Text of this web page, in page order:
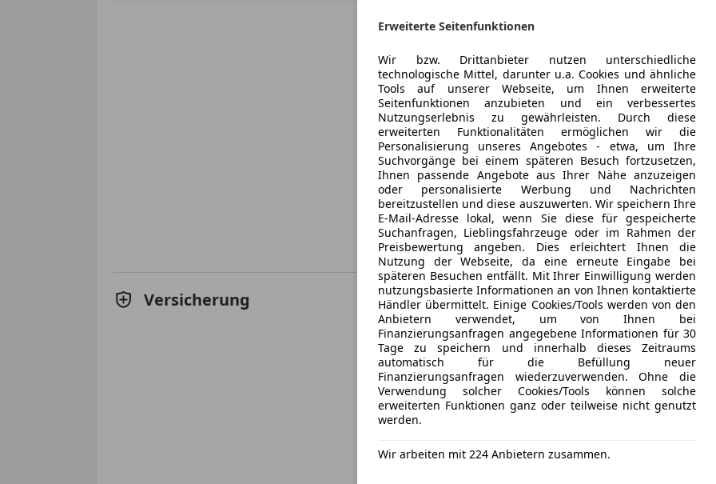
Sicherheit
ESP
Isofix
LED-
Seitenairbag
Totwinkel-
Extras
Alufelgen
Dachreling
Die elegante Kombi-Silhouette verbindet
Raumangebot und macht das Fahrzeug zum
Freizeit und Beruf.
Der effiziente Plug-in-Hybrid-Antrieb ermöglicht eine
Reichweite von bis zu 70 Kilometern, wodurch
emissionsfrei und besonders kostengünstig
Highlights:
*Baujahr 2025
*Nur 200 km Laufleistung
*Neuwagenzustand
*Plug-in-Hybrid-Antrieb
*Bis zu 70 km elektrische Reichweite
Versicherung Kfz-Versicherung
Versicherungsschutz an Ihre Bedürfnisse
Freischaden-Gutschein ab Stufe 0
Auto einfach online versichern & Rabatt holen
Jetzt berechnen
Erweiterte Seitenfunktionen
Wir bzw. Drittanbieter nutzen unterschiedliche
technologische Mittel, darunter u.a. Cookies und ähnliche
Tools auf unserer Webseite, um Ihnen erweiterte
Seitenfunktionen anzubieten und ein verbessertes
Nutzungserlebnis zu gewährleisten. Durch diese
erweiterten Funktionalitäten ermöglichen wir die
Personalisierung unseres Angebotes - etwa, um Ihre
Suchvorgänge bei einem späteren Besuch fortzusetzen,
Ihnen passende Angebote aus Ihrer Nähe anzuzeigen
oder personalisierte Werbung und Nachrichten
bereitzustellen und diese auszuwerten. Wir speichern Ihre
E-Mail-Adresse lokal, wenn Sie diese für gespeicherte
Suchanfragen, Lieblingsfahrzeuge oder im Rahmen der
Preisbewertung angeben. Dies erleichtert Ihnen die
Nutzung der Webseite, da eine erneute Eingabe bei
späteren Besuchen entfällt. Mit Ihrer Einwilligung werden
nutzungsbasierte Informationen an von Ihnen kontaktierte
Händler übermittelt. Einige Cookies/Tools werden von den
Anbietern verwendet, um von Ihnen bei
Finanzierungsanfragen angegebene Informationen für 30
Tage zu speichern und innerhalb dieses Zeitraums
automatisch für die Befüllung neuer
Finanzierungsanfragen wiederzuverwenden. Ohne die
Verwendung solcher Cookies/Tools können solche
erweiterten Funktionen ganz oder teilweise nicht genutzt
werden.
Wir arbeiten mit 224 Anbietern zusammen.